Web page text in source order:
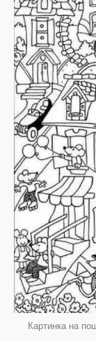
Картинка на